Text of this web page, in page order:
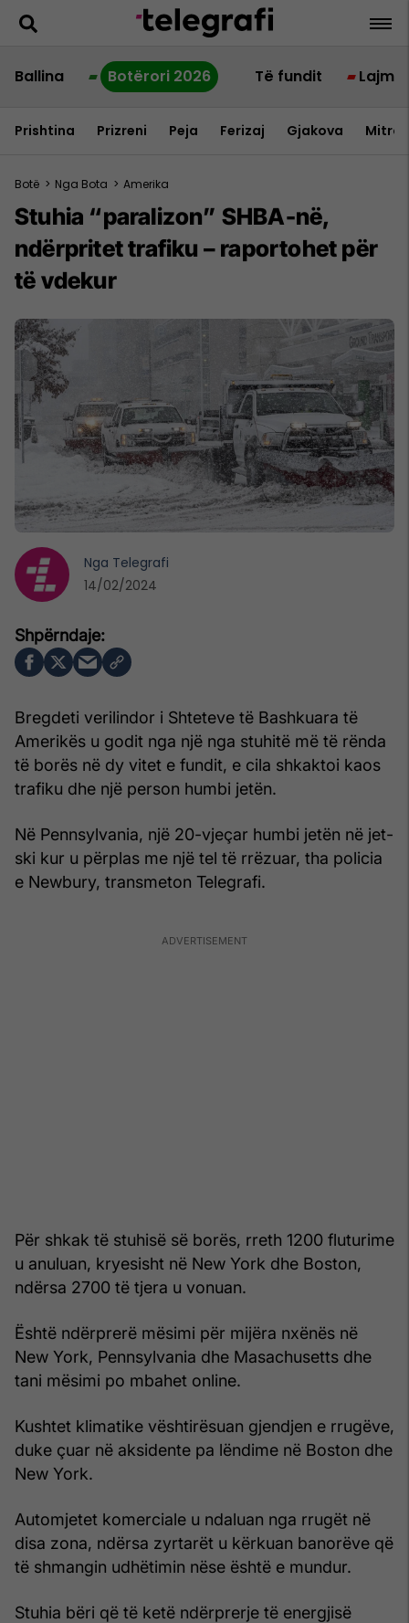
Ballina Botërori 2026 Të fundit Lajme
Prishtina Prizreni Peja Ferizaj Gjakova
Botë > Nga Bota > Amerika
Stuhia “paralizon” SHBA-në,
ndërpritet trafiku – raportohet për
të vdekur
Bregdeti verilindor i Shteteve të Bashkuara të
Amerikës u godit nga një nga stuhitë më të rënda
të borës në dy vitet e fundit, e cila shkaktoi kaos
trafiku dhe një person humbi jetën.
Në Pennsylvania, një 20-vjeçar humbi jetën në jet-
ski kur u përplas me një tel të rrëzuar, tha policia
e Newbury, transmeton Telegrafi.
Për shkak të stuhisë së borës, rreth 1200 fluturime
u anuluan, kryesisht në New York dhe Boston,
ndërsa 2700 të tjera u vonuan.
Është ndërprerë mësimi për mijëra nxënës në
New York, Pennsylvania dhe Masachusetts dhe
tani mësimi po mbahet online.
Kushtet klimatike vështirësuan gjendjen e rrugëve,
duke çuar në aksidente pa lëndime në Boston dhe
New York.
Automjetet komerciale u ndaluan nga rrugët në
disa zona, ndërsa zyrtarët u kërkuan banorëve që
të shmangin udhëtimin nëse është e mundur.
Stuhia bëri që të ketë ndërprerje të energjisë
Nga Telegrafi
14/02/2024